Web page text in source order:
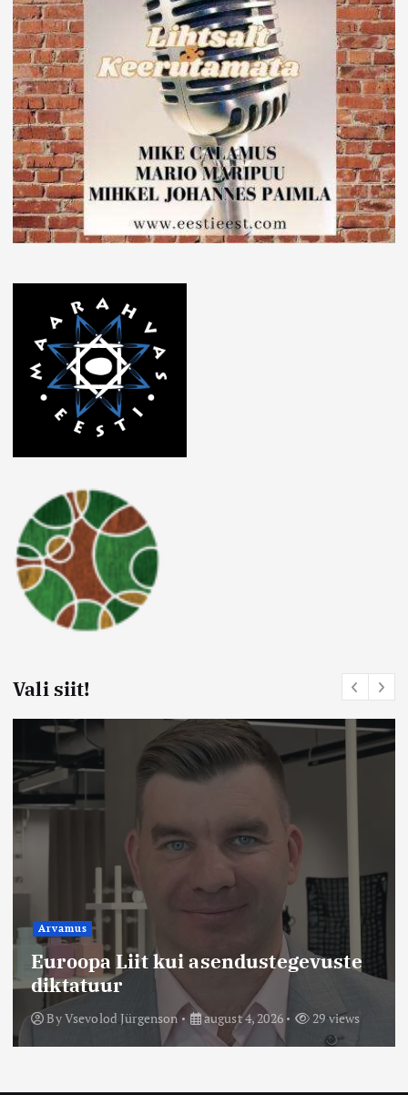
Vali siit!
Arvamus
Euroopa Liit kui asendustegevuste
diktatuur
ByVsevolod Jürgenson august 4, 2026 29 views